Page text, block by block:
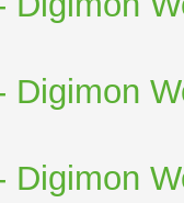
Digimon
Digimon